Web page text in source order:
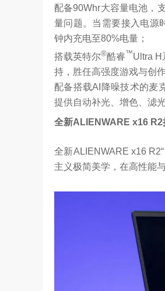
配备90Whr大容量电池，
量问题。当需要接入电源
钟内充电至80%电量；
搭载英特尔®酷睿™Ultra H
持，胜任高强度游戏与创作
配备搭载AI降噪技术的麦
提供自动补光、增色、滤
全新ALIENWARE x16 R2
全新ALIENWARE x16
主义极简美学，在高性能